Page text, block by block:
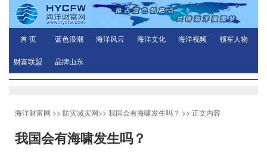
首 页 蓝色浪潮 海洋风云 海洋文化 海洋视频 领军人物
财富联盟 品牌山东
海洋财富网 >> 防灾减灾网>> 我国会有海啸发生吗？ >> 正文内容
我国会有海啸发生吗？